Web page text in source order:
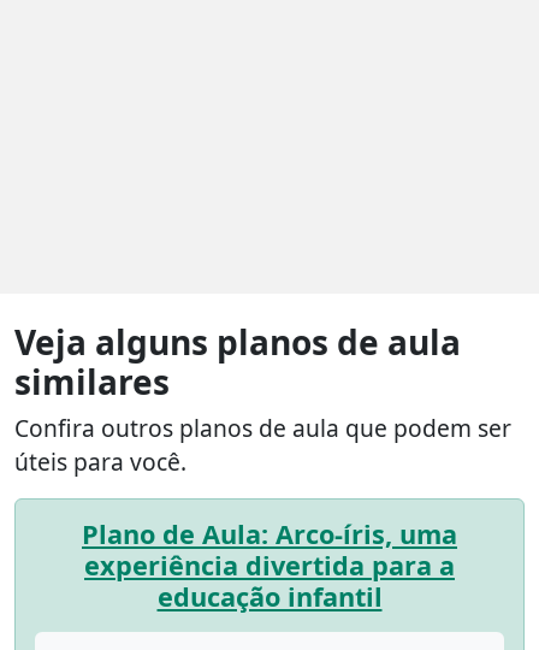
Veja alguns planos de aula
similares
Confira outros planos de aula que podem ser
úteis para você.
Plano de Aula: Arco-íris, uma
experiência divertida para a
educação infantil